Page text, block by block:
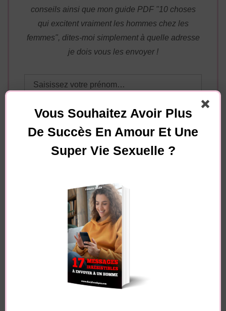
conseils ainsi que mon guide PDF "10 choses
qui excitent vraiment les hommes chez les
femmes", dites-moi simplement à quelle adresse
je dois vous les envoyer !
Essayez. Vous pouvez vous désinscrire à tout moment.
Navigation
Article précédent
Comment Faire
L’Amour A Un
Homme ? Ce Qu’ils
Aiment Vraiment
Vous Souhaitez Avoir Plus
De Succès En Amour Et Une
Super Vie Sexuelle ?